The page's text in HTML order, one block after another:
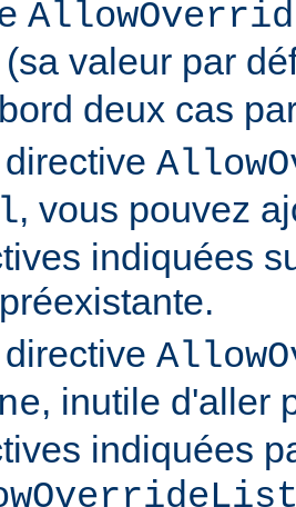
valeur par
deux cas
, vous pouvez
indiquées
, inutile d'aller
indiquées